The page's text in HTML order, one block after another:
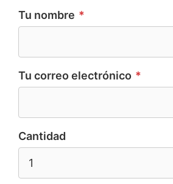
Tu nombre *
Tu correo electrónico *
Cantidad